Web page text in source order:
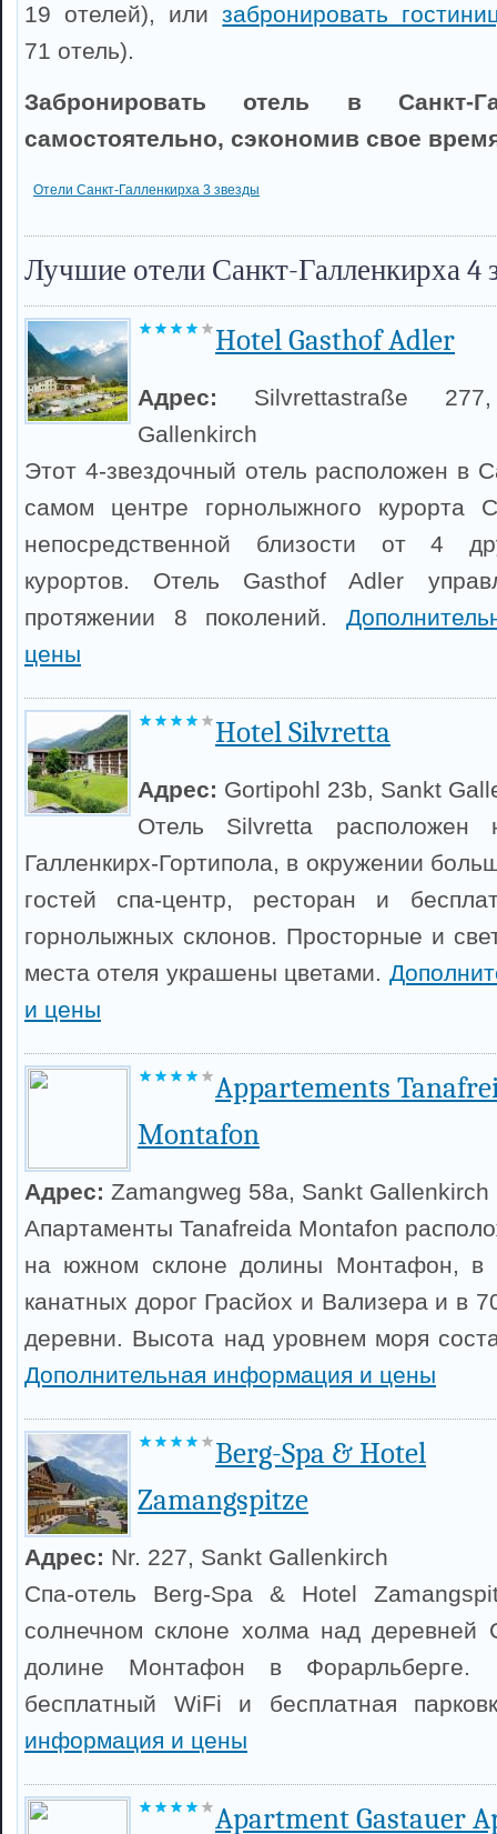
19 отелей), илизабронировать
71 отель).
Забронировать отель в Санкт-
самостоятельно, сэкономив свое
Отели Санкт-Галленкирха 3 звезды
Лучшие отели Санкт-Галленкирха 4
Hotel Gasthof Adler
Адрес: Silvrettastraße
Gallenkirch
Этот 4-звездочный отель расположен в
самом центре горнолыжного курорта
непосредственной близости от 4
курортов. Отель Gasthof Adler
протяжении 8 поколений.
цены
Hotel Silvretta
Адрес: Gortipohl 23b, Sankt
Отель Silvretta расположен
Галленкирх-Гортипола, в окружении
гостей спа-центр, ресторан и
горнолыжных склонов. Просторные и
места отеля украшены цветами.
и цены
Appartements
Montafon
Адрес: Zamangweg 58a, Sankt Gallenkirch
Апартаменты Tanafreida Montafon
на южном склоне долины Монтафон, в
канатных дорог Грасйох и Вализера и в
деревни. Высота над уровнем моря
Дополнительная информация и цены
Berg-Spa & Hotel
Zamangspitze
Адрес: Nr. 227, Sankt Gallenkirch
Спа-отель Berg-Spa & Hotel
солнечном склоне холма над деревней
долине Монтафон в Форарльберге.
бесплатный WiFi и бесплатная
информация и цены
Apartment Gastauer